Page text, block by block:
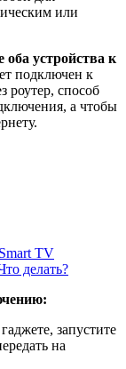
или
оба устройства к
подключен к
роутер, способ
а чтобы
TV
делать?
запустите
на